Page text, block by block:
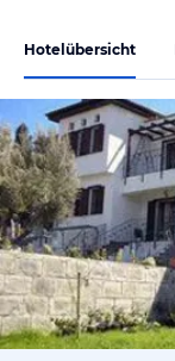
Hotelübersicht